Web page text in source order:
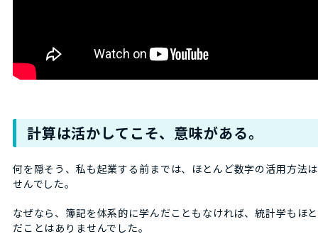
計算は活かしてこそ、意味がある。
何を隠そう、私も起業する前までは、ほとんど数字の活用方法
せんでした。
なぜなら、簿記を体系的に学んだこともなければ、統計学もほ
だことはありませんでした。